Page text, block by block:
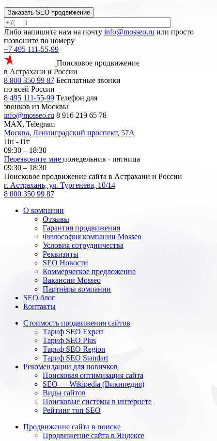
Заказать SEO продвижение
Либо напишите нам на почту info@mosseo.ru или просто
позвоните по номеру
+7 495 111-55-99
Поисковое продвижение
в Астрахани и России
8 800 350 99 87 Бесплатные звонки
по всей России
8 495 111-55-99 Телефон для
звонков из Москвы
info@mosseo.ru 8 916 219 65 78
MAX, Telegram
Москва, Ленинградский проспект, 57А
Пн - Пт
09:30 – 18:30
Перезвоните мне понедельник - пятница
09:30 – 18:30
Поисковое продвижение сайта в Астрахани и России
г. Астрахань, ул. Тургенева, 10/14
8 800 350 99 87
О компании
Отзывы
Гарантия продвижения
Философия компании Mosseo
Условия сотрудничества
Реквизиты
SEO Новости
Коммерческое предложение
Вакансии Mosseo
Партнёры компании
SEO блог
Контакты
Стоимость продвижения сайтов
Тариф SEO Expert
Тариф SEO Plus
Тариф SEO Region
Тариф SEO Standart
Рекомендации для новичков
Поисковая оптимизация сайта
SEO — Wikipedia (Википедия)
Виды сайтов
Поисковые системы в интернете
Рейтинг топ SEO
Продвижение сайта в поиске
Продвижение сайта в Яндексе